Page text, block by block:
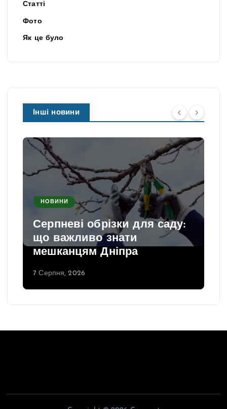
Статті
Фото
Як це було
Інші новини
НОВИНИ
Серпневі обрізки для саду:
що важливо знати
мешканцям Дніпра
7 Серпня, 2026